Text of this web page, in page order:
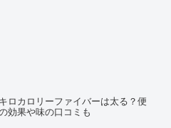
ロカロリーファイバーは太る？便
効果や味の口コミも